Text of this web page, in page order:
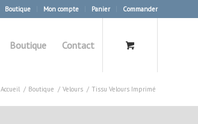
Boutique Mon compte Panier Commander
Boutique Contact
Accueil / Boutique / Velours / Tissu Velours Imprimé